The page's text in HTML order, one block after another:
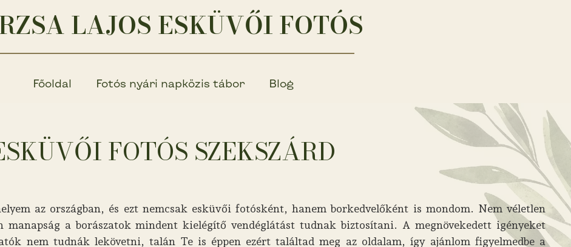
LAJOS ESKÜVŐI FOTÓS
Főoldal Fotós nyári napközis tábor Blog
FOTÓS SZEKSZÁRD
az országban, és ezt nemcsak esküvői fotósként, hanem borkedvelőként is mondom. Nem véletlen
a borászatok mindent kielégítő vendéglátást tudnak biztosítani. A megnövekedett igényeket
nem tudnák lekövetni, talán Te is éppen ezért találtad meg az oldalam, így ajánlom figyelmedbe a